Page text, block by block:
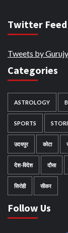
Twitter Feed
Tweets by
Categories
ASTROLOGY
SPORTS
उदयपुर कोटा
देश-विदेश दौसा
सिरोही सीकर
Follow Us